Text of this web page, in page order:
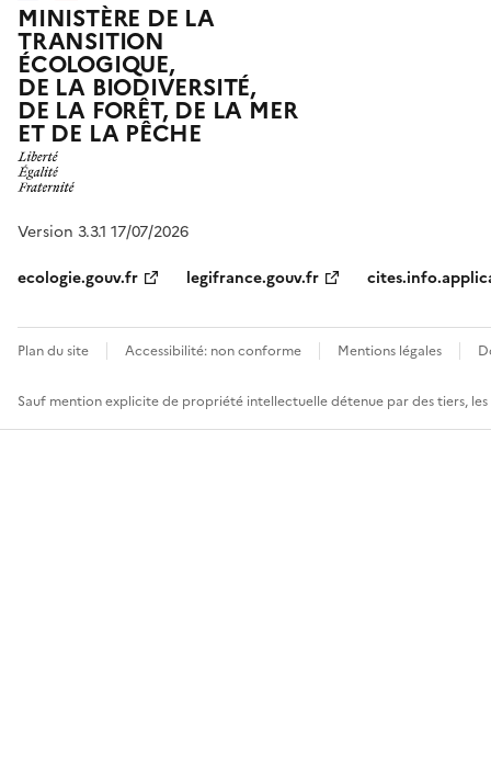
MINISTÈRE DE LA
TRANSITION
ÉCOLOGIQUE,
DE LA BIODIVERSITÉ,
DE LA FORÊT, DE LA MER
ET DE LA PÊCHE
Version 3.3.1 17/07/2026
ecologie.gouv.fr
legifrance.gouv.fr
Plan du site Accessibilité: non conforme Mentions légales
Sauf mention explicite de propriété intellectuelle détenue par des tiers,